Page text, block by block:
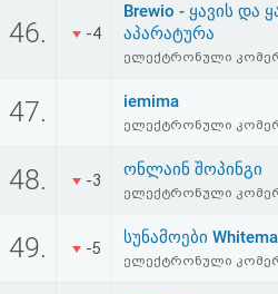
კოდი
სალიცენზიო
და
პასუხისმგებლობის
46. -4
Brewio - ყავის და
აპარატურა
ელექტრონული
47. iemima
ელექტრონული
48. -3
ონლაინ შოპინგი
ელექტრონული
49. -5
სუნამოები
ელექტრონული